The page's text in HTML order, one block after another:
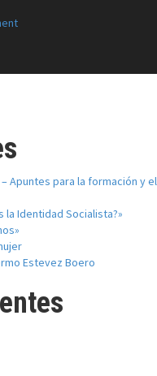
Apuntes para la formación y el
la Identidad Socialista?»
Estevez Boero